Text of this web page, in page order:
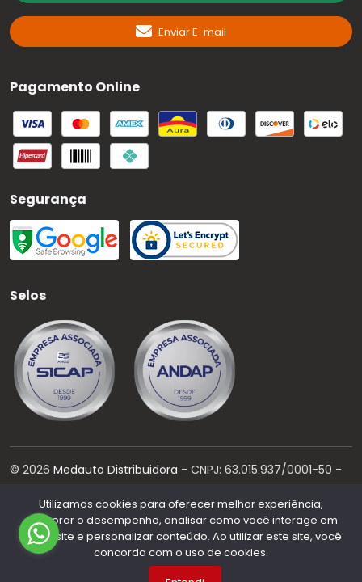
Enviar E-mail
Pagamento Online
Segurança
Selos
© 2026 Medauto Distribuidora - CNPJ: 63.015.937/0001-50 -
Desenvolvido por:
Utilizamos cookies para oferecer melhor experiência,
melhorar o desempenho, analisar como você interage em
nosso site e personalizar conteúdo. Ao utilizar este site, você
concorda com o uso de cookies.